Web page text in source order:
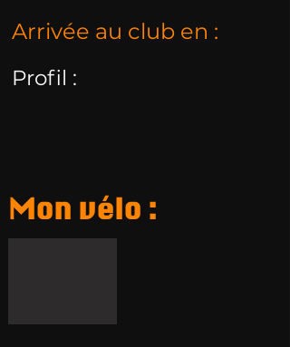
Arrivée au club en :
Profil :
Mon vélo :